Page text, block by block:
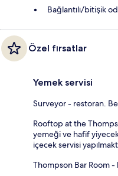
Bağlantılı/bitişik
Özel fırsatlar
Yemek servisi
Surveyor - restoran.
Rooftop at the
yemeği ve hafif
içecek servisi
Thompson Bar Room -